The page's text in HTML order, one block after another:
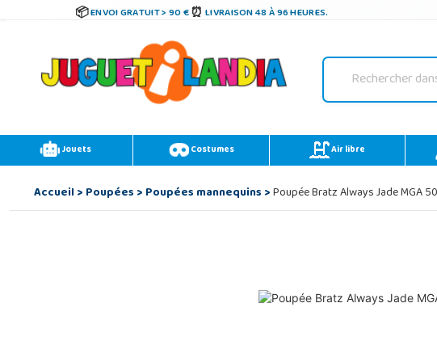
ENVOI GRATUIT > 90 € LIVRAISON 48 À 96 HEURES.
Jouets Costumes Air libre
Accueil>Poupées>Poupées mannequins>Poupée Bratz Always Jade MGA